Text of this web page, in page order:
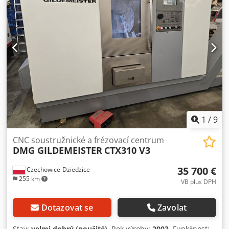
funkční, má však drobné závady.
1 /9
Czechowice-Dziedzice
255 km
CNC soustružnické a frézovací centrum
DMG GILDEMEISTER CTX310 V3
35 700 €
VB plus DPH
Dotazovat se Zavolat